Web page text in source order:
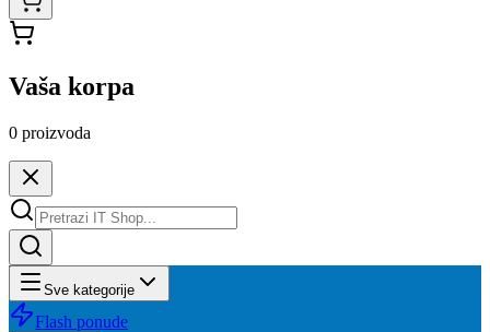
Vaša korpa
0 proizvoda
Sve kategorije
Flash ponude